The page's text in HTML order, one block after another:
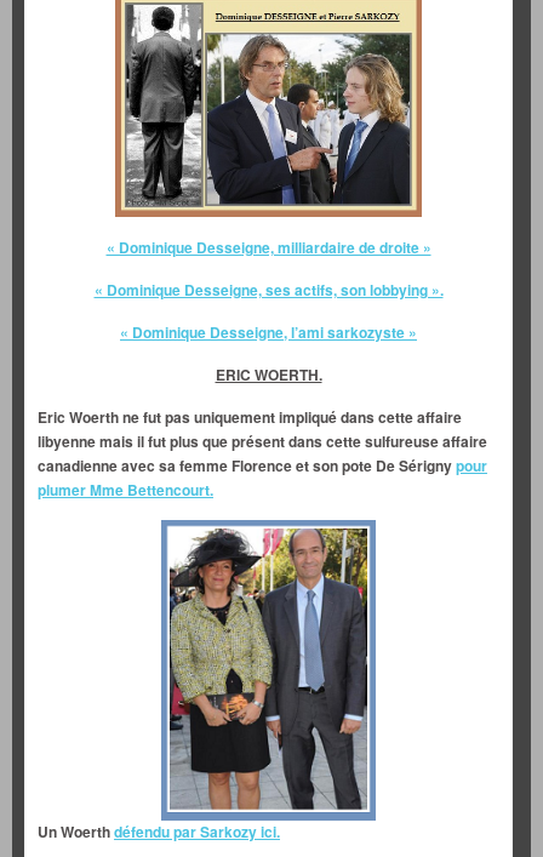
« Dominique Desseigne, milliardaire de droite »
« Dominique Desseigne, ses actifs, son lobbying ».
« Dominique Desseigne, l’ami sarkozyste »
ERIC WOERTH.
Eric Woerth ne fut pas uniquement impliqué dans cette affaire
libyenne mais il fut plus que présent dans cette sulfureuse affaire
canadienne avec sa femme Florence et son pote De Sérignypour
plumer Mme Bettencourt.
Un Woerthdéfendu par Sarkozy ici.